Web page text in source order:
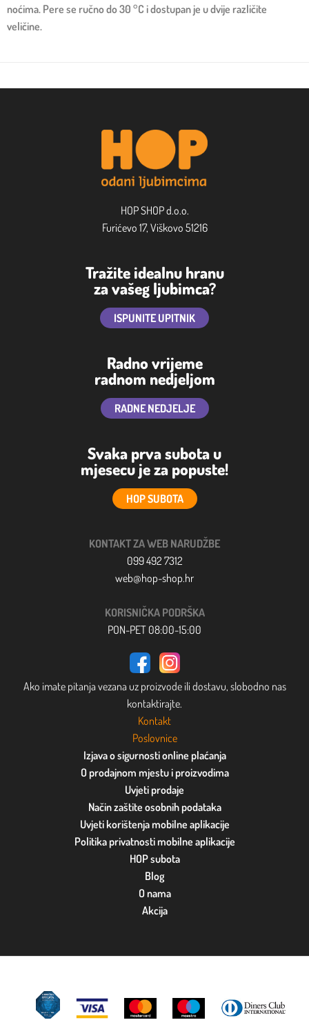
noćima. Pere se ručno do 30 °C i dostupan je u dvije različite
veličine.
HOP SHOP d.o.o.
Furićevo 17, Viškovo 51216
Tražite idealnu hranu
za vašeg ljubimca?
ISPUNITE UPITNIK
Radno vrijeme
radnom nedjeljom
RADNE NEDJELJE
Svaka prva subota u
mjesecu je za popuste!
HOP SUBOTA
KONTAKT ZA WEB NARUDŽBE
099 492 7312
web@hop-shop.hr
KORISNIČKA PODRŠKA
PON-PET 08:00-15:00
Ako imate pitanja vezana uz proizvode ili dostavu, slobodno nas
kontaktirajte.
Kontakt
Poslovnice
Izjava o sigurnosti online plaćanja
O prodajnom mjestu i proizvodima
Uvjeti prodaje
Način zaštite osobnih podataka
Uvjeti korištenja mobilne aplikacije
Politika privatnosti mobilne aplikacije
HOP subota
Blog
O nama
Akcija